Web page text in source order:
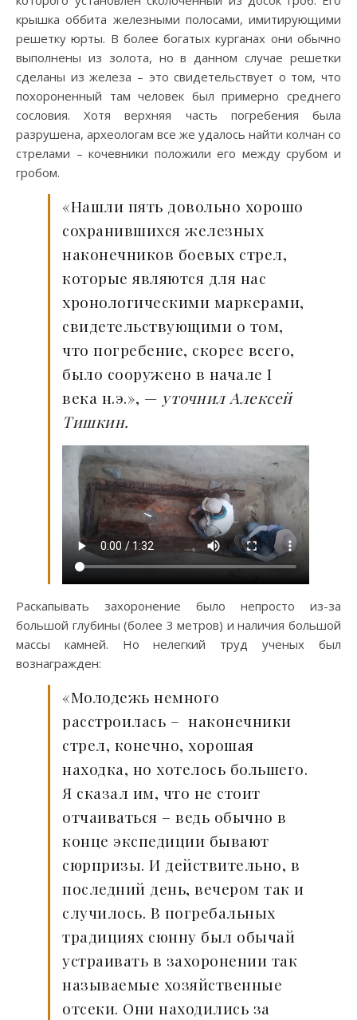
крышка оббита железными полосами, имитирующими
решетку юрты. В более богатых курганах они обычно
выполнены из золота, но в данном случае решетки
сделаны из железа – это свидетельствует о том, что
похороненный там человек был примерно среднего
сословия. Хотя верхняя часть погребения была
разрушена, археологам все же удалось найти колчан со
стрелами – кочевники положили его между срубом и
гробом.
«Нашли пять довольно хорошо
сохранившихся железных
наконечников боевых стрел,
которые являются для нас
хронологическими маркерами,
свидетельствующими о том,
что погребение, скорее всего,
было сооружено в начале I
века н.э.», — уточнил Алексей
Тишкин.
Раскапывать захоронение было непросто из-за
большой глубины (более 3 метров) и наличия большой
массы камней. Но нелегкий труд ученых был
вознагражден:
«Молодежь немного
расстроилась – наконечники
стрел, конечно, хорошая
находка, но хотелось большего.
Я сказал им, что не стоит
отчаиваться – ведь обычно в
конце экспедиции бывают
сюрпризы. И действительно, в
последний день, вечером так и
случилось. В погребальных
традициях сюнну был обычай
устраивать в захоронении так
называемые хозяйственные
отсеки. Они находились за